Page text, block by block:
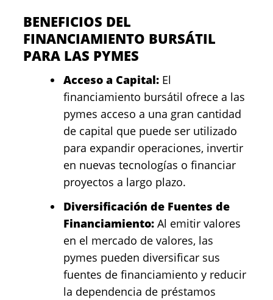
BENEFICIOS DEL
FINANCIAMIENTO BURSÁTIL
PARA LAS PYMES
Acceso a Capital: El
financiamiento bursátil ofrece a las
pymes acceso a una gran cantidad
de capital que puede ser utilizado
para expandir operaciones, invertir
en nuevas tecnologías o financiar
proyectos a largo plazo.
Diversificación de Fuentes de
Financiamiento: Al emitir valores
en el mercado de valores, las
pymes pueden diversificar sus
fuentes de financiamiento y reducir
la dependencia de préstamos